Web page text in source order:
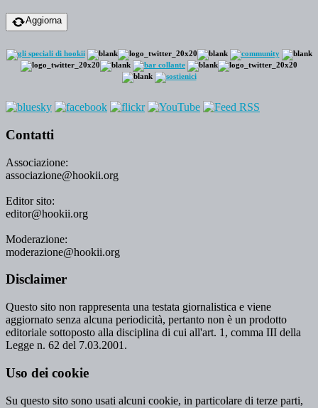
Aggiorna
Contatti
Associazione:
associazione@hookii.org
Editor sito:
editor@hookii.org
Moderazione:
moderazione@hookii.org
Disclaimer
Questo sito non rappresenta una testata giornalistica e viene
aggiornato senza alcuna periodicità, pertanto non è un prodotto
editoriale sottoposto alla disciplina di cui all'art. 1, comma III della
Legge n. 62 del 7.03.2001.
Uso dei cookie
Su questo sito sono usati alcuni cookie, in particolare di terze parti,